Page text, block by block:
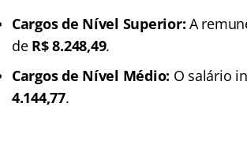
Cargos de Nível Superior: A
de R$ 8.248,49.
Cargos de Nível Médio: O salário
4.144,77.